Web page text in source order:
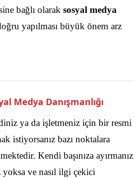
bağlı olarak sosyal medya
yapılması büyük önem arz
Medya Danışmanlığı
ya da işletmeniz için bir resmi
istiyorsanız bazı noktalara
Kendi başınıza ayırmanız
ve nasıl ilgi çekici